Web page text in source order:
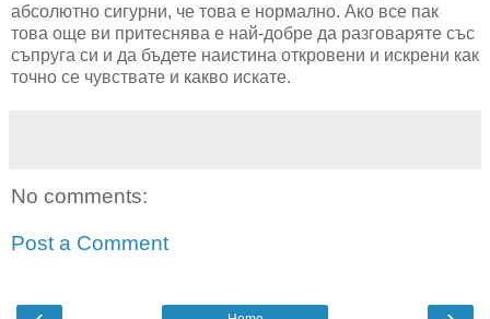
абсолютно сигурни, че това е нормално. Ако все пак
това още ви притеснява е най-добре да разговаряте със
съпруга си и да бъдете наистина откровени и искрени как
точно се чувствате и какво искате.
No comments:
Post a Comment